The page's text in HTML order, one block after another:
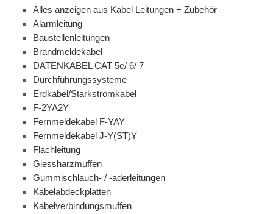
Alles anzeigen aus Kabel Leitungen + Zubehör
Alarmleitung
Baustellenleitungen
Brandmeldekabel
DATENKABEL CAT 5e/ 6/ 7
Durchführungssysteme
Erdkabel/Starkstromkabel
F-2YA2Y
Fernmeldekabel F-YAY
Fernmeldekabel J-Y(ST)Y
Flachleitung
Giessharzmuffen
Gummischlauch- / -aderleitungen
Kabelabdeckplatten
Kabelverbindungsmuffen